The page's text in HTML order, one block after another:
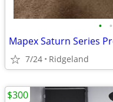
• •
Mapex Saturn Series
7/24 Ridgeland
$300